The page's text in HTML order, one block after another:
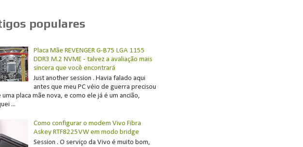
populares
Placa Mãe REVENGER G-B75 LGA 1155
DDR3 M.2 NVME - talvez a avaliação mais
sincera que você encontrará
Just another session . Havia falado aqui
antes que meu PC véio de guerra precisou
uma placa mãe nova, e como ele já é um ancião,
...
Como configurar o modem Vivo Fibra
Askey RTF8225VW em modo bridge
Session . O serviço da Vivo é muito bom,